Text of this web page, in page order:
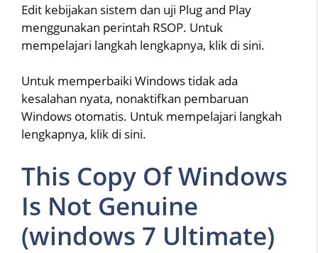
Edit kebijakan sistem dan uji Plug and Play
menggunakan perintah RSOP. Untuk
mempelajari langkah lengkapnya, klik di sini.
Untuk memperbaiki Windows tidak ada
kesalahan nyata, nonaktifkan pembaruan
Windows otomatis. Untuk mempelajari langkah
lengkapnya, klik di sini.
This Copy Of Windows
Is Not Genuine
(windows 7 Ultimate)